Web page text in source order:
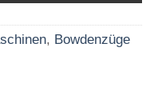
, Bowdenzüge